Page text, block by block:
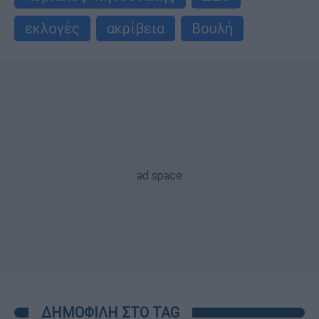
εκλογές
ακρίβεια Βουλή
ΔΗΜΟΦΙΛΗ ΣΤΟ TAG